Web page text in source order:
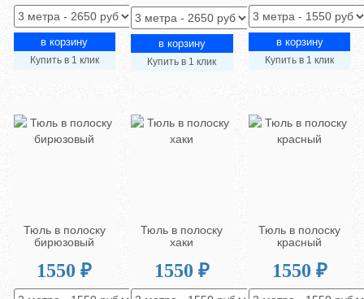
Купить в 1 клик Купить в 1 клик Купить в 1 клик
Тюль в полоску
бирюзовый
1550 ₽
Тюль в полоску
хаки
1550 ₽
Тюль в полоску
красный
1550 ₽